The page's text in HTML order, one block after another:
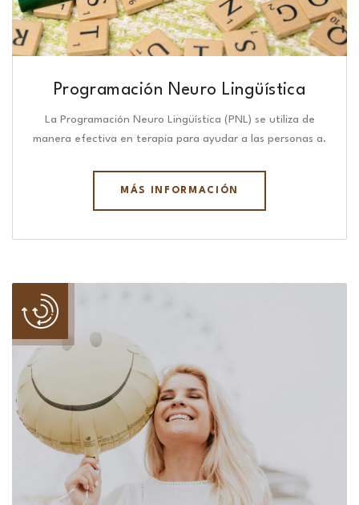
Programación Neuro Lingüística​
La Programación Neuro Lingüística (PNL) se utiliza de
manera efectiva en terapia para ayudar a las personas a.
MÁS INFORMACIÓN